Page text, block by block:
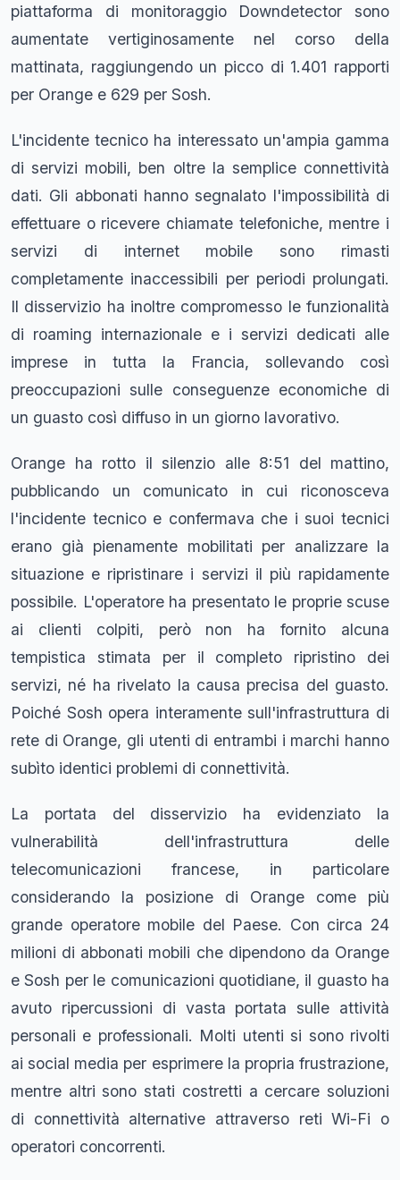
piattaforma di monitoraggio Downdetector sono
aumentate vertiginosamente nel corso della
mattinata, raggiungendo un picco di 1.401 rapporti
per Orange e 629 per Sosh.
L'incidente tecnico ha interessato un'ampia gamma
di servizi mobili, ben oltre la semplice connettività
dati. Gli abbonati hanno segnalato l'impossibilità di
effettuare o ricevere chiamate telefoniche, mentre i
servizi di internet mobile sono rimasti
completamente inaccessibili per periodi prolungati.
Il disservizio ha inoltre compromesso le funzionalità
di roaming internazionale e i servizi dedicati alle
imprese in tutta la Francia, sollevando così
preoccupazioni sulle conseguenze economiche di
un guasto così diffuso in un giorno lavorativo.
Orange ha rotto il silenzio alle 8:51 del mattino,
pubblicando un comunicato in cui riconosceva
l'incidente tecnico e confermava che i suoi tecnici
erano già pienamente mobilitati per analizzare la
situazione e ripristinare i servizi il più rapidamente
possibile. L'operatore ha presentato le proprie scuse
ai clienti colpiti, però non ha fornito alcuna
tempistica stimata per il completo ripristino dei
servizi, né ha rivelato la causa precisa del guasto.
Poiché Sosh opera interamente sull'infrastruttura di
rete di Orange, gli utenti di entrambi i marchi hanno
subìto identici problemi di connettività.
La portata del disservizio ha evidenziato la
vulnerabilità dell'infrastruttura delle
telecomunicazioni francese, in particolare
considerando la posizione di Orange come più
grande operatore mobile del Paese. Con circa 24
milioni di abbonati mobili che dipendono da Orange
e Sosh per le comunicazioni quotidiane, il guasto ha
avuto ripercussioni di vasta portata sulle attività
personali e professionali. Molti utenti si sono rivolti
ai social media per esprimere la propria frustrazione,
mentre altri sono stati costretti a cercare soluzioni
di connettività alternative attraverso reti Wi-Fi o
operatori concorrenti.